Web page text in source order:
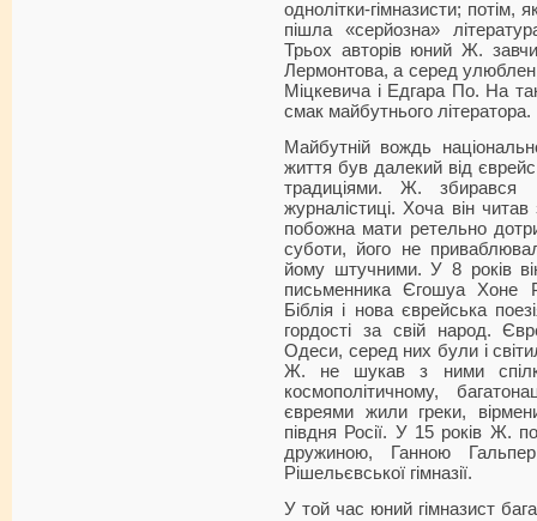
однолітки-гімназисти; потім,
пішла «серйозна»
Трьох авторів юний Ж.
Лермонтова, а серед
Міцкевича і Едгара По. На
смак майбутнього літератора.
Майбутній вождь
життя був далекий від
традиціями. Ж. збирався
журналістиці. Хоча він
побожна мати ретельно
суботи, його не
йому штучними. У 8 років
письменника Єгошуа Хоне
Біблія і нова єврейська
гордості за свій народ.
Одеси, серед них були і
Ж. не шукав з ними
космополітичному,
євреями жили греки,
півдня Росії. У 15 років Ж.
дружиною, Ганною
Рішельєвської гімназії.
У той час юний гімназист